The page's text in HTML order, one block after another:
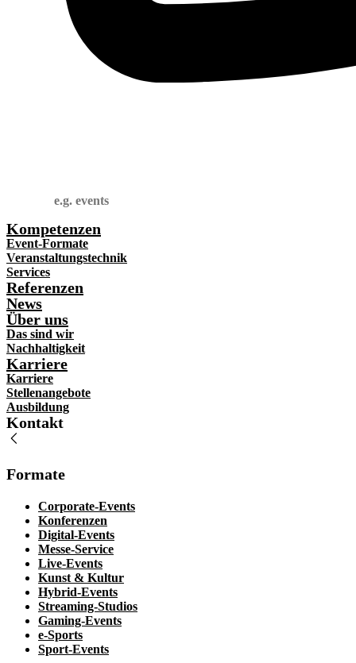
Kompetenzen
Event-Formate
Veranstaltungstechnik
Services
Referenzen
News
Über uns
Das sind wir
Nachhaltigkeit
Karriere
Karriere
Stellenangebote
Ausbildung
Kontakt
Formate
Corporate-Events
Konferenzen
Digital-Events
Messe-Service
Live-Events
Kunst & Kultur
Hybrid-Events
Streaming-Studios
Gaming-Events
e-Sports
Sport-Events